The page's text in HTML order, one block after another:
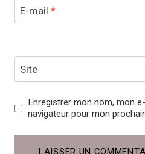
E-mail *
Site
Enregistrer mon nom, mon
navigateur pour mon